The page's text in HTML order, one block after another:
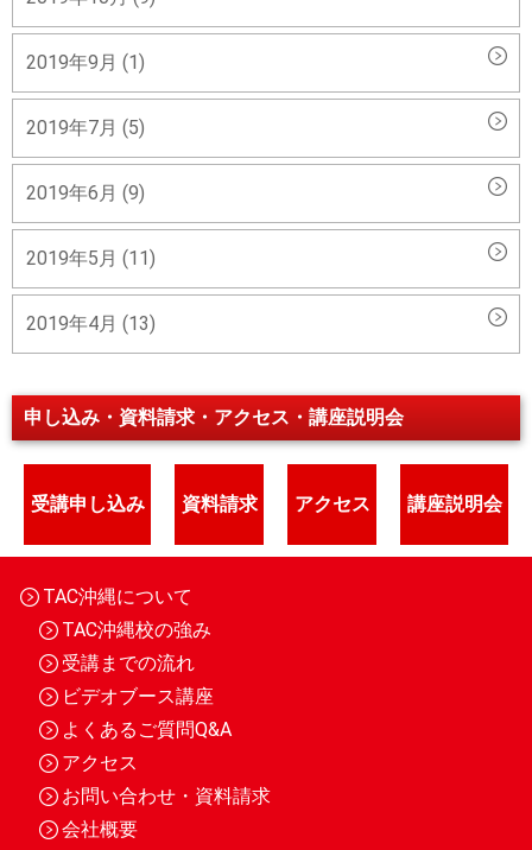
2019年9月 (1)
2019年7月 (5)
2019年6月 (9)
2019年5月 (11)
2019年4月 (13)
申し込み・資料請求・アクセス・講座説明会
受講申し込み 資料請求 アクセス 講座説明会
TAC沖縄について
TAC沖縄校の強み
受講までの流れ
ビデオブース講座
よくあるご質問Q&A
アクセス
お問い合わせ・資料請求
会社概要